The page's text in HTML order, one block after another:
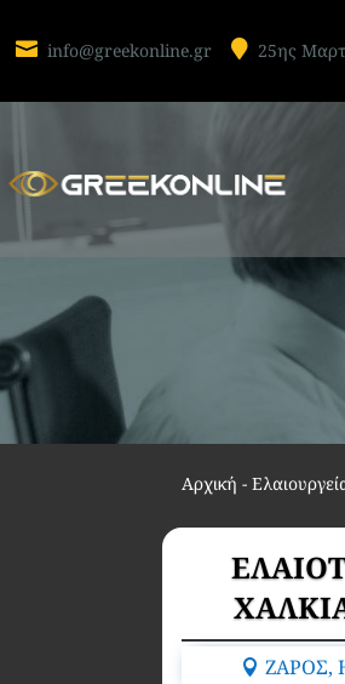
 info@greekonline.gr  25ης
Αρχική -
ΖΑΡΟΣ,